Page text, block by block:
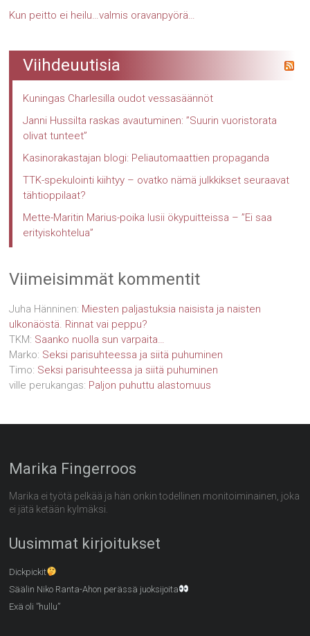
Kun peitto ei heilu…valmis oravanpyörä…
Viihdeuutisia
Kuningas Charlesilla oudot vessasäännöt
Janni Hussilta raskas avautuminen: ”Suurin vuoristorata
olivat tunteet”
Kasinorakastajan blogi: Peliautomaattien propaganda
TTK-spekulointi kiihtyy – ovatko nämä julkkikset seuraavat
tähtioppilaat?
Mette-Maritin Marius-poika lusii ökypuitteissa – ”Ei saa
erityiskohtelua”
Viimeisimmät kommentit
Juha Hänninen: Miesten paljastuksia naisista ja naisten
ulkonäöstä. Rinnat vai peppu?
TKM: Saanko nuolla sun varpaita…
Marko: Seksi parisuhteessa ja siitä puhuminen
Timo: Seksi parisuhteessa ja siitä puhuminen
ville perukangas: Paljon puhuttu alastomuus
Marika Fingerroos
Marika ei työtä pelkää ja hän onkin todellinen monitoiminainen, joka
ei jätä ketään kylmäksi.
Uusimmat kirjoitukset
Dickpickit
Säälin Niko Ranta-Ahon perässä juoksijoita
Exä oli ”hullu”